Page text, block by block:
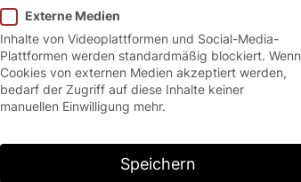
Externe Medien
Inhalte von Videoplattformen und Social-Media-
Plattformen werden standardmäßig blockiert. Wenn
Cookies von externen Medien akzeptiert werden,
bedarf der Zugriff auf diese Inhalte keiner
manuellen Einwilligung mehr.
Speichern